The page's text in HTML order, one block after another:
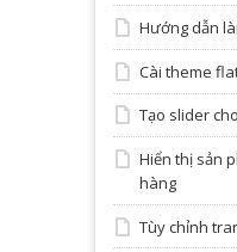
Hướng dẫn
Cài theme
Tạo slider
Hiển thị sản
hàng
Tùy chỉnh